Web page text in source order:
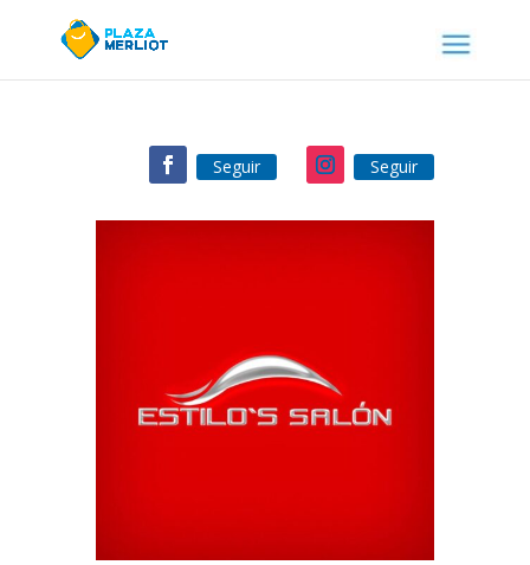
Seguir Seguir